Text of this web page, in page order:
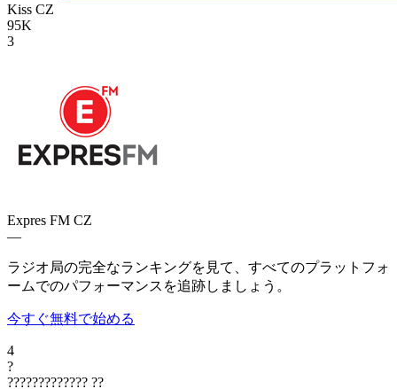
Kiss CZ
95K
3
Expres FM CZ
—
ラジオ局の完全なランキングを見て、すべてのプラットフォ
ームでのパフォーマンスを追跡しましょう。
今すぐ無料で始める
4
?
????????????? ??